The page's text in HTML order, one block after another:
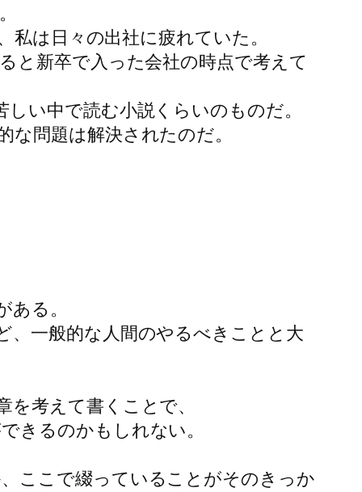
は日々の出社に疲れていた。
と新卒で入った会社の時点で考えて
い中で読む小説くらいのものだ。
問題は解決されたのだ。
る。
、一般的な人間のやるべきことと大
考えて書くことで、
きるのかもしれない。
ここで綴っていることがそのきっか